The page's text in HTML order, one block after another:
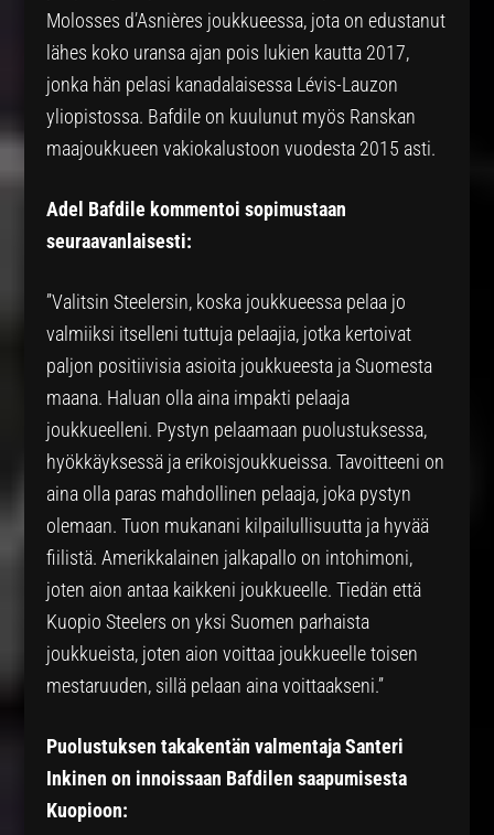
Molosses d’Asnières joukkueessa, jota on edustanut
lähes koko uransa ajan pois lukien kautta 2017,
jonka hän pelasi kanadalaisessa Lévis-Lauzon
yliopistossa. Bafdile on kuulunut myös Ranskan
maajoukkueen vakiokalustoon vuodesta 2015 asti.
Adel Bafdile kommentoi sopimustaan
seuraavanlaisesti:
”Valitsin Steelersin, koska joukkueessa pelaa jo
valmiiksi itselleni tuttuja pelaajia, jotka kertoivat
paljon positiivisia asioita joukkueesta ja Suomesta
maana. Haluan olla aina impakti pelaaja
joukkueelleni. Pystyn pelaamaan puolustuksessa,
hyökkäyksessä ja erikoisjoukkueissa. Tavoitteeni on
aina olla paras mahdollinen pelaaja, joka pystyn
olemaan. Tuon mukanani kilpailullisuutta ja hyvää
fiilistä. Amerikkalainen jalkapallo on intohimoni,
joten aion antaa kaikkeni joukkueelle. Tiedän että
Kuopio Steelers on yksi Suomen parhaista
joukkueista, joten aion voittaa joukkueelle toisen
mestaruuden, sillä pelaan aina voittaakseni.”
Puolustuksen takakentän valmentaja Santeri
Inkinen on innoissaan Bafdilen saapumisesta
Kuopioon: